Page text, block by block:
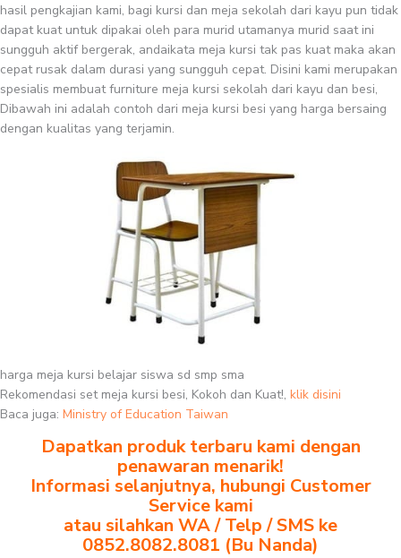
hasil pengkajian kami, bagi kursi dan meja sekolah dari kayu pun tidak
dapat kuat untuk dipakai oleh para murid utamanya murid saat ini
sungguh aktif bergerak, andaikata meja kursi tak pas kuat maka akan
cepat rusak dalam durasi yang sungguh cepat. Disini kami merupakan
spesialis membuat furniture meja kursi sekolah dari kayu dan besi,
Dibawah ini adalah contoh dari meja kursi besi yang harga bersaing
dengan kualitas yang terjamin.
harga meja kursi belajar siswa sd smp sma
Rekomendasi set meja kursi besi, Kokoh dan Kuat!, klik disini
Baca juga: Ministry of Education Taiwan
Dapatkan produk terbaru kami dengan
penawaran menarik!
Informasi selanjutnya, hubungi Customer
Service kami
atau silahkan WA / Telp / SMS ke
0852.8082.8081 (Bu Nanda)